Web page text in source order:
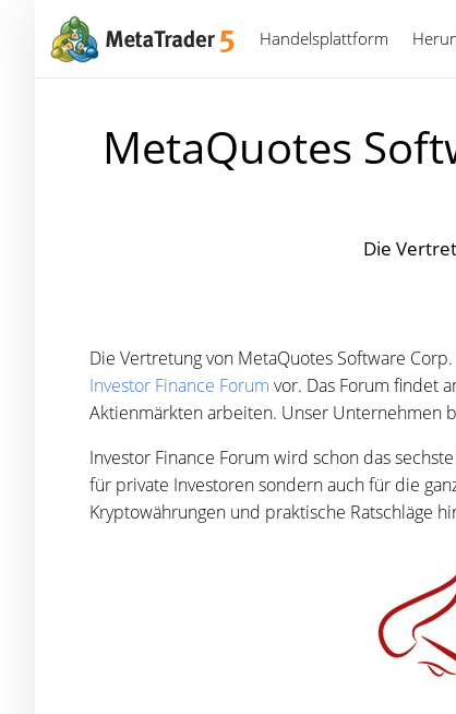
Handelsplattform
MetaQuotes
Die
Die Vertretung von MetaQuotes Software
Investor Finance Forum vor. Das Forum findet
Aktienmärkten arbeiten. Unser Unternehmen
Investor Finance Forum wird schon das
für private Investoren sondern auch für die
Kryptowährungen und praktische Ratschläge